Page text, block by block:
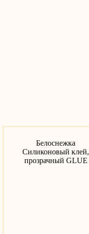
Белоснежка
Силиконовый клей,
прозрачный GLUE